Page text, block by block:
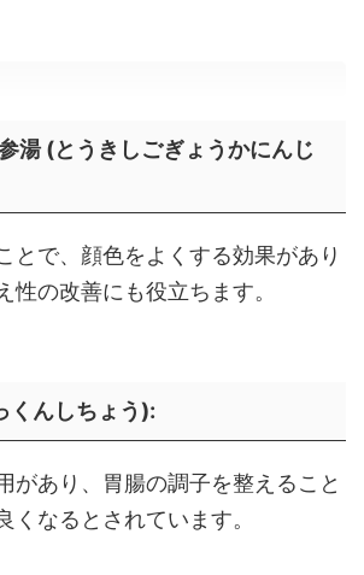
湯 (とうきしごぎょうかにんじ
とで、顔色をよくする効果があり
性の改善にも役立ちます。
くんしちょう):
があり、胃腸の調子を整えること
くなるとされています。